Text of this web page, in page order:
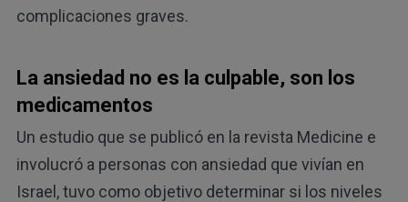
complicaciones graves.
La ansiedad no es la culpable, son los
medicamentos
Un estudio que se publicó en la revista Medicine e
involucró a personas con ansiedad que vivían en
Israel, tuvo como objetivo determinar si los niveles